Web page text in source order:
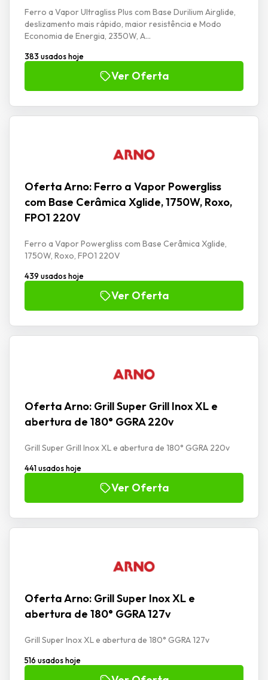
Ferro a Vapor Ultragliss Plus com Base Durilium Airglide,
deslizamento mais rápido, maior resistência e Modo
Economia de Energia, 2350W, A...
383 usados hoje
Ver Oferta
Oferta Arno: Ferro a Vapor Powergliss
com Base Cerâmica Xglide, 1750W, Roxo,
FPO1 220V
Ferro a Vapor Powergliss com Base Cerâmica Xglide,
1750W, Roxo, FPO1 220V
439 usados hoje
Ver Oferta
Oferta Arno: Grill Super Grill Inox XL e
abertura de 180° GGRA 220v
Grill Super Grill Inox XL e abertura de 180° GGRA 220v
441 usados hoje
Ver Oferta
Oferta Arno: Grill Super Inox XL e
abertura de 180° GGRA 127v
Grill Super Inox XL e abertura de 180° GGRA 127v
516 usados hoje